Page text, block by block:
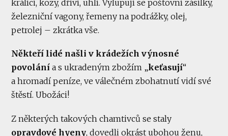
králíci, kozy, dříví, uhlí. Vylupují se poštovní zásilky,
železniční vagony, řemeny na podrážky, olej,
petrolej – zkrátka vše.
Někteří lidé našli v krádežích výnosné
povolání a s ukradeným zbožím „keťasují“
a hromadí peníze, ve válečném zbohatnutí vidí své
štěstí. Ubožáci!
Z některých takových chamtivců se staly
opravdové hyeny, dovedli okrást ubohou ženu,